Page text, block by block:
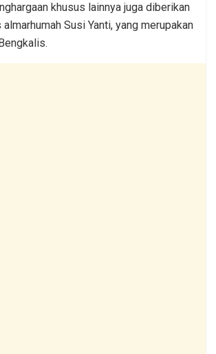
khusus lainnya juga diberikan
Susi Yanti, yang merupakan